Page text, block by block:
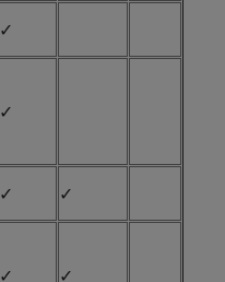
✓
✓
✓
✓
✓ ✓